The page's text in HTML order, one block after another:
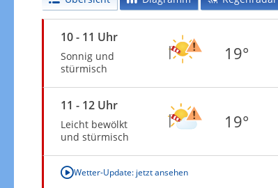
10 - 11 Uhr
Sonnig und
stürmisch
19°
11 - 12 Uhr
Leicht bewölkt
und stürmisch
19°
Wetter-Update: jetzt ansehen